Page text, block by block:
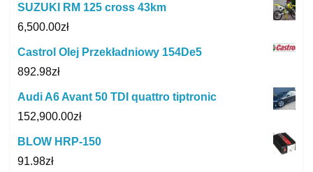
SUZUKI RM 125 cross 43km
6,500.00zł
Castrol Olej Przekładniowy 154De5
892.98zł
Audi A6 Avant 50 TDI quattro tiptronic
152,900.00zł
BLOW HRP-150
91.98zł